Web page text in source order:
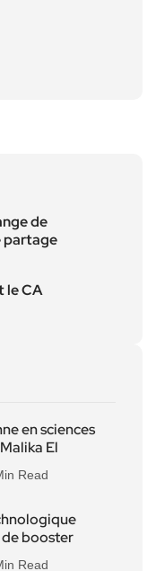
de
partage
le CA
en sciences
El
Read
booster
Read